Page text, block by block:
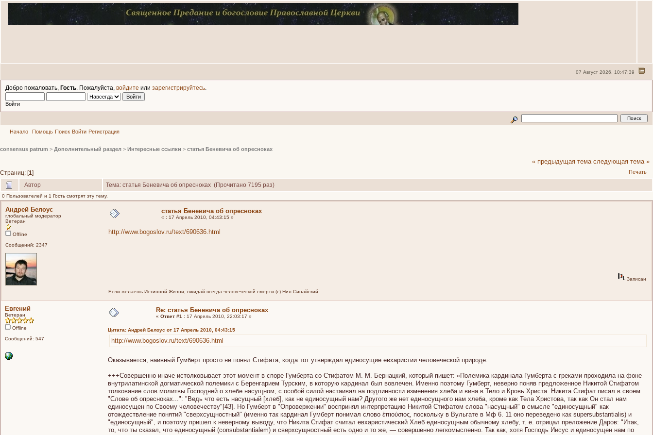
07 Август 2026, 10:47:39
Добро пожаловать, Гость . Пожалуйста, войдите или зарегистрируйтесь
Войти
Начало Помощь Поиск Войти Регистрация
consensus patrum > Дополнительный раздел > Интересные ссылки > статья Беневича об опресноках
Страниц: [1]
« предыдущая тема следующая тема »
Печать
Автор Тема: статья Беневича об опресноках (Прочитано 7195 раз)
0 Пользователей и 1 Гость смотрят эту тему.
Андрей Белоус
глобальный модератор
Ветеран
Offline
Сообщений: 2347
статья Беневича об опресноках
« : 17 Апрель 2010, 04:43:15 »
http://www.bogoslov.ru/text/690636.html
Записан
Если желаешь Истинной Жизни, ожидай всегда человеческой смерти (с) Нил Синайский
Евгений
Ветеран
Offline
Сообщений: 547
Re: статья Беневича об опресноках
« Ответ #1 : 17 Апрель 2010, 22:03:17 »
Цитата: Андрей Белоус от 17 Апрель 2010, 04:43:15
http://www.bogoslov.ru/text/690636.html
Оказывается, наивный Гумберт просто не понял Стифата, когда тот утверждал единосущие евхаристии человеческой природе:
+++Совершенно иначе истолковывает этот момент в споре Гумберта со Стифатом М. М. Бернацкий, который пишет: «Полемика кардинала Гумберта с греками проходила на фоне
внутрилатинской догматической полемики с Беренгарием Турским, в которую кардинал был вовлечен. Именно поэтому Гумберт, неверно поняв предложенное Никитой Стифатом
толкование слов молитвы Господней о хлебе насущном, с особой силой настаивал на подлинности изменения хлеба и вина в Тело и Кровь Христа. Никита Стифат писал в своем
"Слове об опресноках...": "Ведь что есть насущный [хлеб], как не единосущный нам? Другого же нет единосущного нам хлеба, кроме как Тела Христова, так как Он стал нам
единосущен по Своему человечеству"[43]. Но Гумберт в "Опровержении" воспринял интерпретацию Никитой Стифатом слова "насущный" в смысле "единосущный" как
отождествление понятий "сверхсущностный" (именно так кардинал Гумберт понимал слово ἐπιούσιος, поскольку в Вульгате в Мф 6. 11 оно переведено как supersubstantialis) и
"единосущный", и поэтому пришел к неверному выводу, что Никита Стифат считал евхаристический Хлеб единосущным обычному хлебу, т. е. отрицал преложение Даров: "Итак,
то, что ты сказал, что единосущный (consubstantialem) и сверхсущностный есть одно и то же, — совершенно легкомысленно. Так как, хотя Господь Иисус и единосущен нам по